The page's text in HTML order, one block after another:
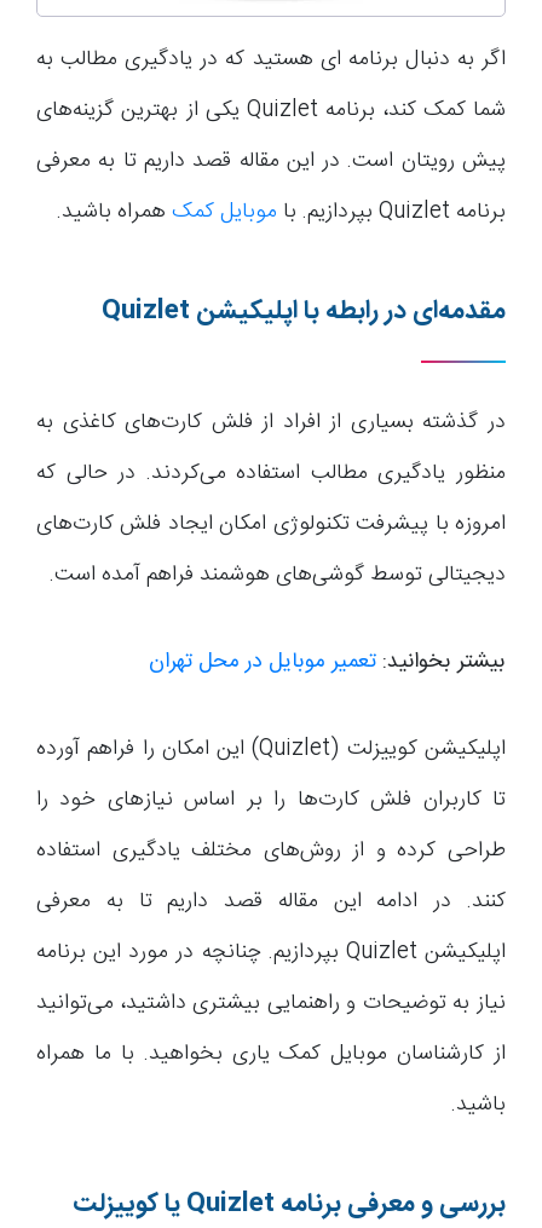
اگر به دنبال برنامه ای هستید که در یادگیری مطالب به
شما کمک کند، برنامه Quizlet یکی از بهترین گزینه‌های
پیش رویتان است. در این مقاله قصد داریم تا به معرفی
برنامه Quizlet بپردازیم. با
موبایل کمک همراه باشید.
مقدمه‌ای در رابطه با اپلیکیشن Quizlet
در گذشته بسیاری از افراد از فلش کارت‌های کاغذی به
منظور یادگیری مطالب استفاده می‌کردند. در حالی که
امروزه با پیشرفت تکنولوژی امکان ایجاد فلش کارت‌های
دیجیتالی توسط گوشی‌های هوشمند فراهم آمده است.
بیشتر بخوانید: تعمیر موبایل در محل تهران
اپلیکیشن کوییزلت (Quizlet) این امکان را فراهم آورده
تا کاربران فلش کارت‌ها را بر اساس نیازهای خود را
طراحی کرده و از روش‌های مختلف یادگیری استفاده
کنند. در ادامه این مقاله قصد داریم تا به معرفی
اپلیکیشن Quizlet بپردازیم. چنانچه در مورد این برنامه
نیاز به توضیحات و راهنمایی بیشتری داشتید، می‌توانید
از کارشناسان موبایل کمک یاری بخواهید. با ما همراه
باشید.
بررسی و معرفی برنامه Quizletیا کوییزلت